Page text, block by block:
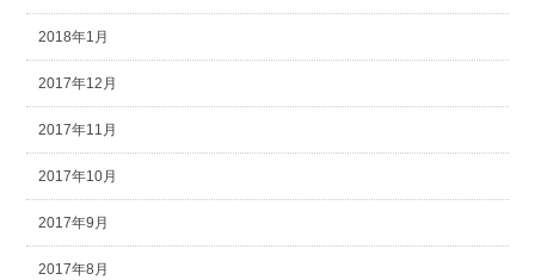
2018年1月
2017年12月
2017年11月
2017年10月
2017年9月
2017年8月